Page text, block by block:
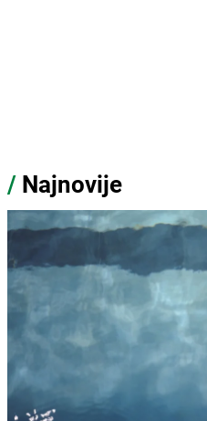
/ Najnovije